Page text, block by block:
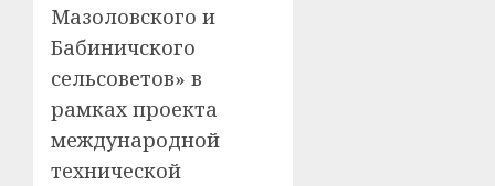
Мазоловского и
Бабиничского
сельсоветов» в
рамках проекта
международной
технической